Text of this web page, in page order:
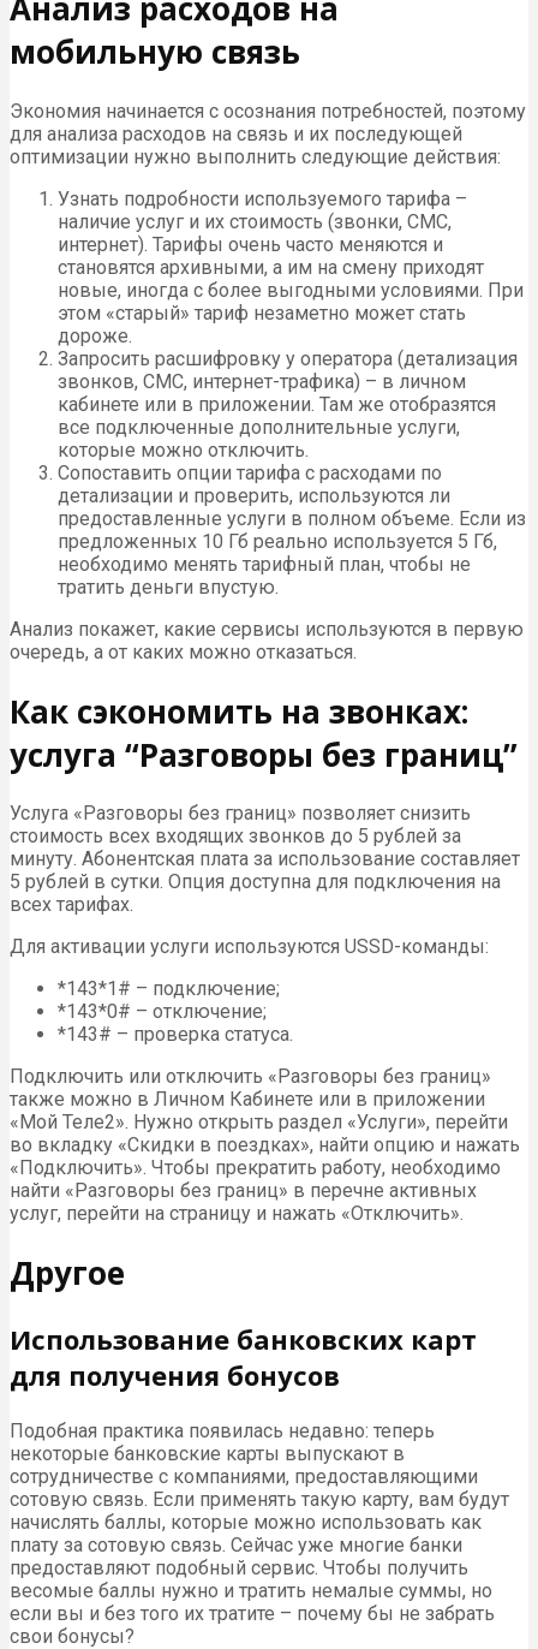
Анализ расходов на
мобильную связь
Экономия начинается с осознания потребностей, поэтому
для анализа расходов на связь и их последующей
оптимизации нужно выполнить следующие действия:
Узнать подробности используемого тарифа –
наличие услуг и их стоимость (звонки, СМС,
интернет). Тарифы очень часто меняются и
становятся архивными, а им на смену приходят
новые, иногда с более выгодными условиями. При
этом «старый» тариф незаметно может стать
дороже.
Запросить расшифровку у оператора (детализация
звонков, СМС, интернет-трафика) – в личном
кабинете или в приложении. Там же отобразятся
все подключенные дополнительные услуги,
которые можно отключить.
Сопоставить опции тарифа с расходами по
детализации и проверить, используются ли
предоставленные услуги в полном объеме. Если из
предложенных 10 Гб реально используется 5 Гб,
необходимо менять тарифный план, чтобы не
тратить деньги впустую.
Анализ покажет, какие сервисы используются в первую
очередь, а от каких можно отказаться.
Как сэкономить на звонках:
услуга “Разговоры без границ”
Услуга «Разговоры без границ» позволяет снизить
стоимость всех входящих звонков до 5 рублей за
минуту. Абонентская плата за использование составляет
5 рублей в сутки. Опция доступна для подключения на
всех тарифах.
Для активации услуги используются USSD-команды:
*143*1# – подключение;
*143*0# – отключение;
*143# – проверка статуса.
Подключить или отключить «Разговоры без границ»
также можно в Личном Кабинете или в приложении
«Мой Теле2». Нужно открыть раздел «Услуги», перейти
во вкладку «Скидки в поездках», найти опцию и нажать
«Подключить». Чтобы прекратить работу, необходимо
найти «Разговоры без границ» в перечне активных
услуг, перейти на страницу и нажать «Отключить».
Другое
Использование банковских карт
для получения бонусов
Подобная практика появилась недавно: теперь
некоторые банковские карты выпускают в
сотрудничестве с компаниями, предоставляющими
сотовую связь. Если применять такую карту, вам будут
начислять баллы, которые можно использовать как
плату за сотовую связь. Сейчас уже многие банки
предоставляют подобный сервис. Чтобы получить
весомые баллы нужно и тратить немалые суммы, но
если вы и без того их тратите – почему бы не забрать
свои бонусы?